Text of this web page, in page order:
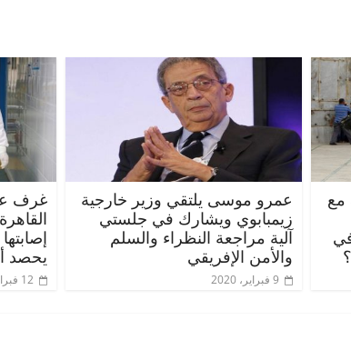
مع
عمرو موسى يلتقي وزير خارجية
زيمبابوي ويشارك في جلستي
آلية مراجعة النظراء والسلم
والأمن الإفريقي
9 فبراير، 2020
غرف
يحصد أرواح
12 فبراير، 2020